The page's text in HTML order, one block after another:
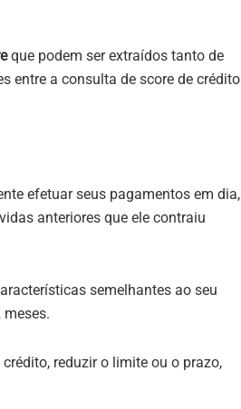
que podem ser extraídos tanto de
entre a consulta de score de crédito
efetuar seus pagamentos em dia,
anteriores que ele contraiu
semelhantes ao seu
reduzir o limite ou o prazo,